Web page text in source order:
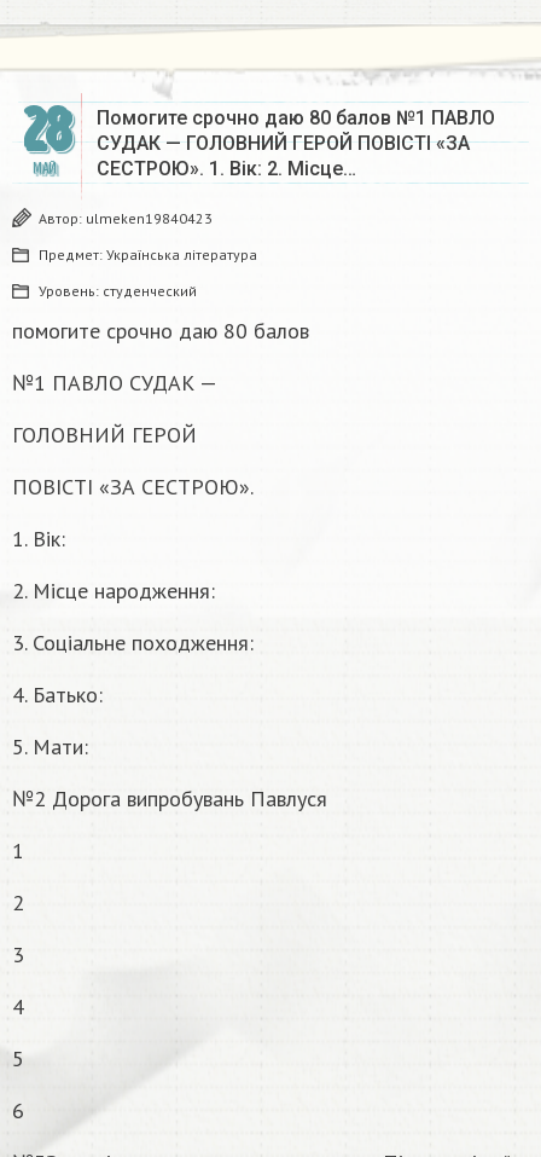
28
МАЙ
Помогите срочно даю 80 балов №1 ПАВЛО
СУДАК — ГОЛОВНИЙ ГЕРОЙ ПОВІСТІ «ЗА
СЕСТРОЮ». 1. Вік: 2. Місце…
Автор: ulmeken19840423
Предмет: Українська література
Уровень: студенческий
помогите срочно даю 80 балов
№1 ПАВЛО СУДАК —
ГОЛОВНИЙ ГЕРОЙ
ПОВІСТІ «ЗА СЕСТРОЮ».
1. Вік:
2. Місце народження:
3. Соціальне походження:
4. Батько:
5. Мати:
№2 Дорога випробувань Павлуся
1
2
3
4
5
6